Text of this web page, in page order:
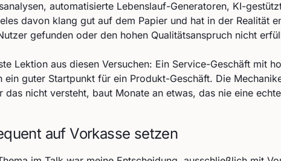
automatisierte Lebenslauf-Generatoren, KI-
davon klang gut auf dem Papier und hat in der Realität
gefunden oder den hohen Qualitätsanspruch nicht
Lektion aus diesen Versuchen: Ein Service-Geschäft mit
ein guter Startpunkt für ein Produkt-Geschäft. Die
das nicht versteht, baut Monate an etwas, das nie eine
auf Vorkasse setzen